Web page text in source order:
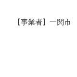
【事業者】一関市